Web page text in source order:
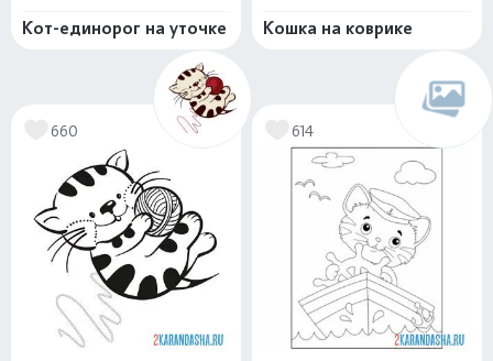
Кот-единорог на уточке Кошка на коврике
660 614